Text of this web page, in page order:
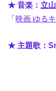
★ 音楽： 立
「映画 ゆる
★ 主題歌：